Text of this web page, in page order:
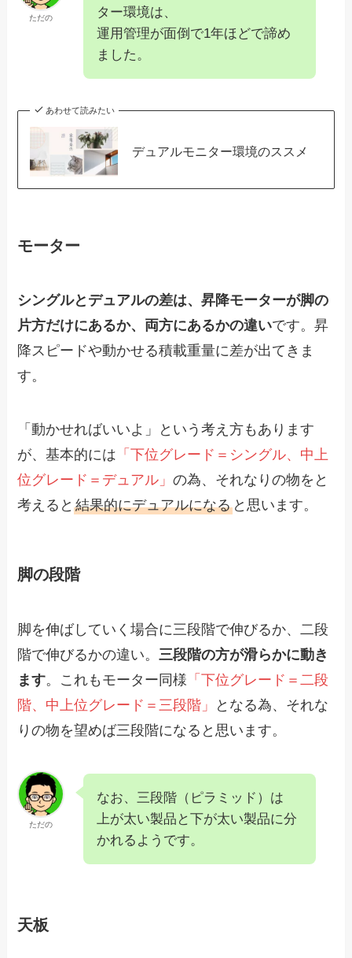
ただの
ター環境は、
運用管理が面倒で1年ほどで諦め
ました。
あわせて読みたい
デュアルモニター環境のススメ
モーター
シングルとデュアルの差は、昇降モーターが脚の
片方だけにあるか、両方にあるかの違いです。昇
降スピードや動かせる積載重量に差が出てきま
す。
「動かせればいいよ」という考え方もあります
が、基本的には 「下位グレード＝シングル、中上
位グレード＝デュアル」の為、それなりの物をと
考えると結果的にデュアルになる と思います。
脚の段階
脚を伸ばしていく場合に三段階で伸びるか、二段
階で伸びるかの違い。 三段階の方が滑らかに動き
ます。これもモーター同様 「下位グレード＝二段
階、中上位グレード＝三段階」
となる為、それな
りの物を望めば三段階になると思います。
ただの
なお、三段階（ピラミッド）は
上が太い製品と下が太い製品に分
かれるようです。
天板